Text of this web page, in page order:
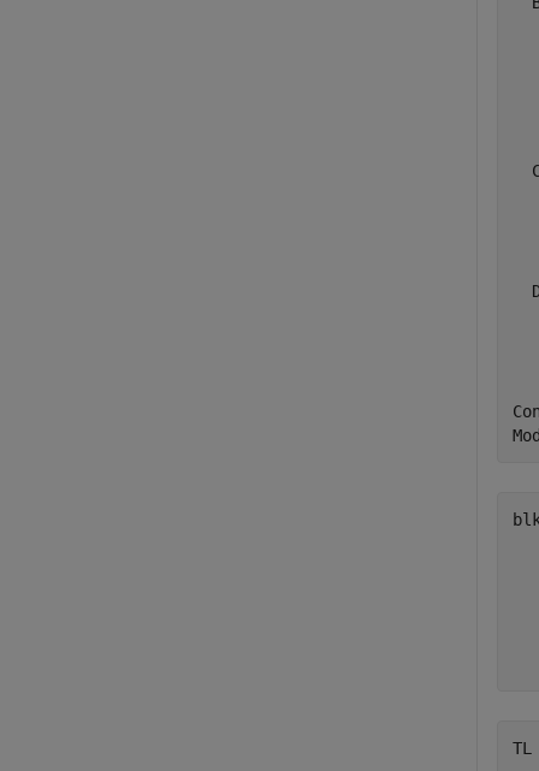
TL